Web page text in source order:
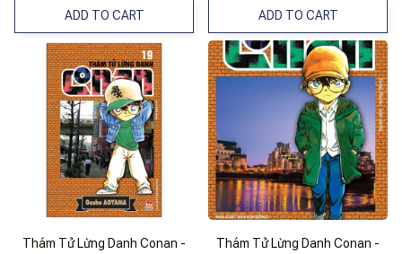
ADD TO CART ADD TO CART
Thám Tử Lừng Danh Conan -
Thám Tử Lừng Danh Conan -